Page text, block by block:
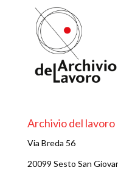
Archivio del lavoro
Via Breda 56
20099 Sesto San